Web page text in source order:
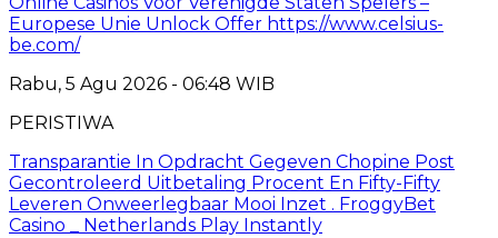
Europese Unie Unlock Offer https://www.celsius-
be.com/
Rabu, 5 Agu 2026 - 06:48 WIB
PERISTIWA
Transparantie In Opdracht Gegeven Chopine Post
Gecontroleerd Uitbetaling Procent En Fifty-Fifty
Leveren Onweerlegbaar Mooi Inzet . FroggyBet
Casino _ Netherlands Play Instantly